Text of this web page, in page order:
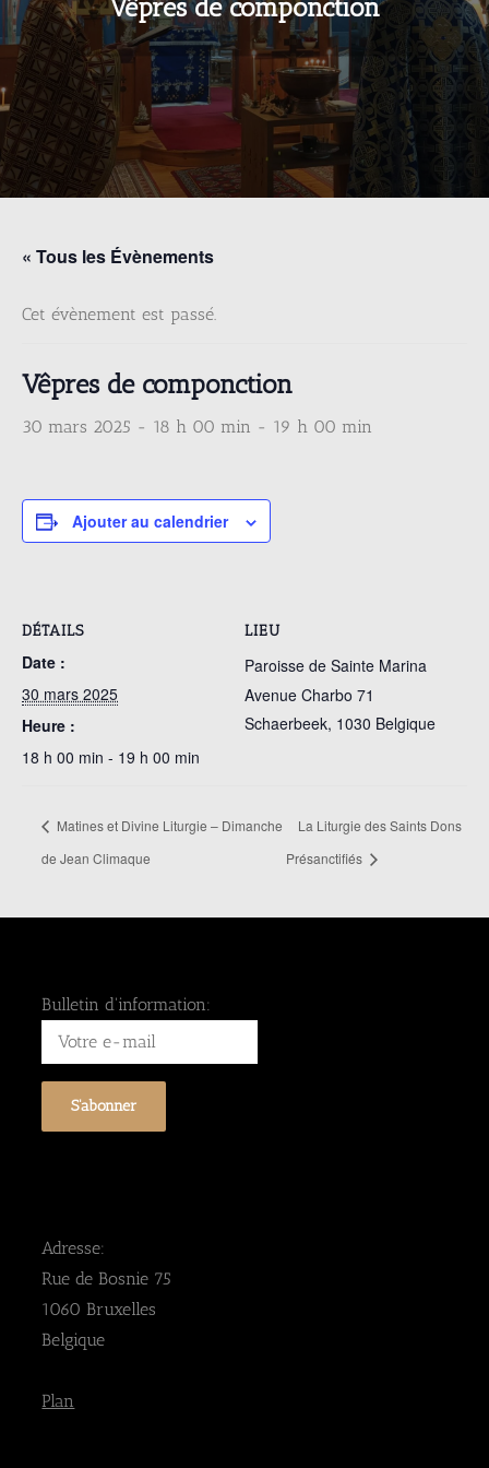
Vêpres de componction
« Tous les Évènements
Cet évènement est passé.
Vêpres de componction
30 mars 2025 - 18 h 00 min - 19 h 00 min
Ajouter au calendrier
DÉTAILS
Date :
30 mars 2025
Heure :
18 h 00 min - 19 h 00 min
LIEU
Paroisse de Sainte Marina
Avenue Charbo 71
Schaerbeek, 1030 Belgique
Matines et Divine Liturgie – Dimanche
de Jean Climaque
La Liturgie des Saints Dons
Présanctifiés
Bulletin d'information:
Adresse:
Rue de Bosnie 75
1060 Bruxelles
Belgique
Plan